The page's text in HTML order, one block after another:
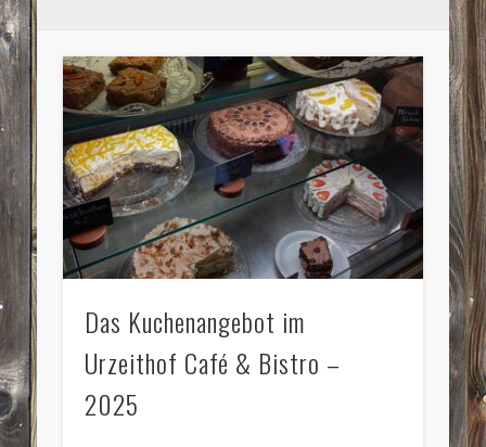
Das Kuchenangebot im
Urzeithof Café & Bistro –
2025